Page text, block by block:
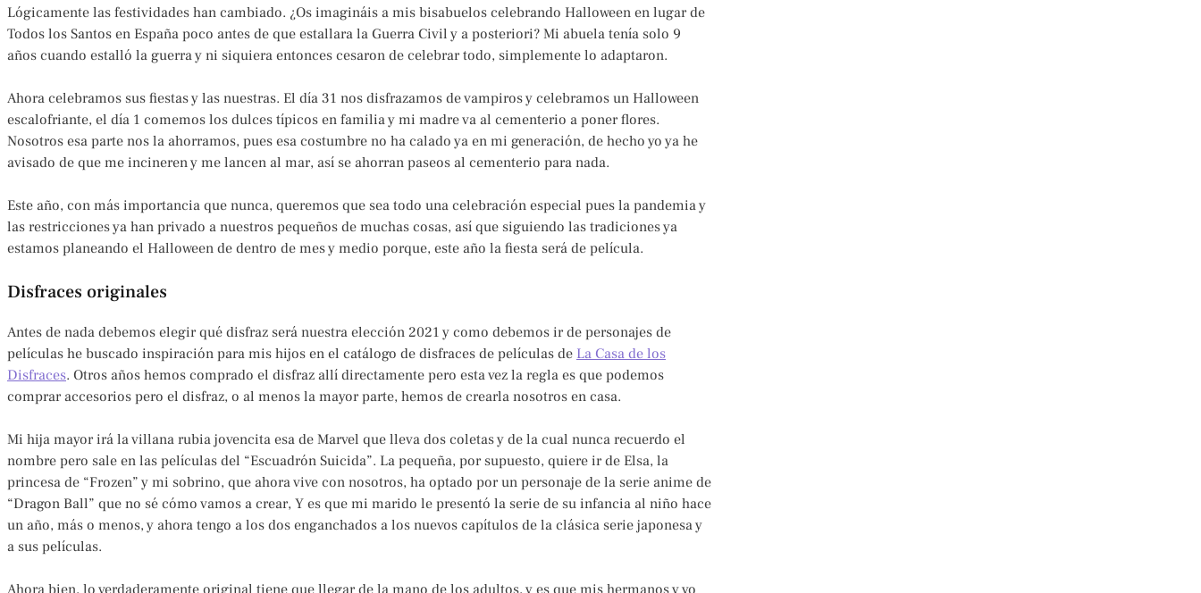
Lógicamente las festividades han cambiado. ¿Os imagináis a mis bisabuelos celebrando Halloween en lugar de
Todos los Santos en España poco antes de que estallara la Guerra Civil y a posteriori? Mi abuela tenía solo 9
años cuando estalló la guerra y ni siquiera entonces cesaron de celebrar todo, simplemente lo adaptaron.
Ahora celebramos sus fiestas y las nuestras. El día 31 nos disfrazamos de vampiros y celebramos un Halloween
escalofriante, el día 1 comemos los dulces típicos en familia y mi madre va al cementerio a poner flores.
Nosotros esa parte nos la ahorramos, pues esa costumbre no ha calado ya en mi generación, de hecho yo ya he
avisado de que me incineren y me lancen al mar, así se ahorran paseos al cementerio para nada.
Este año, con más importancia que nunca, queremos que sea todo una celebración especial pues la pandemia y
las restricciones ya han privado a nuestros pequeños de muchas cosas, así que siguiendo las tradiciones ya
estamos planeando el Halloween de dentro de mes y medio porque, este año la fiesta será de película.
Disfraces originales
Antes de nada debemos elegir qué disfraz será nuestra elección 2021 y como debemos ir de personajes de
películas he buscado inspiración para mis hijos en el catálogo de disfraces de películas de La Casa de los
Disfraces. Otros años hemos comprado el disfraz allí directamente pero esta vez la regla es que podemos
comprar accesorios pero el disfraz, o al menos la mayor parte, hemos de crearla nosotros en casa.
Mi hija mayor irá la villana rubia jovencita esa de Marvel que lleva dos coletas y de la cual nunca recuerdo el
nombre pero sale en las películas del “Escuadrón Suicida”. La pequeña, por supuesto, quiere ir de Elsa, la
princesa de “Frozen” y mi sobrino, que ahora vive con nosotros, ha optado por un personaje de la serie anime de
“Dragon Ball” que no sé cómo vamos a crear, Y es que mi marido le presentó la serie de su infancia al niño hace
un año, más o menos, y ahora tengo a los dos enganchados a los nuevos capítulos de la clásica serie japonesa y
a sus películas.
Ahora bien, lo verdaderamente original tiene que llegar de la mano de los adultos, y es que mis hermanos y yo